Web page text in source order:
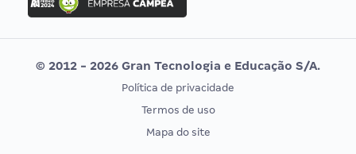
Concurso MPU
Editais publicados
Vunesp
CONCURSOS POR PROFISSÃO
EXAME DE ORDEM
© 2012 - 2026 Gran Tecnologia e Educação S/A.
Política de privacidade
Termos de uso
Mapa do site